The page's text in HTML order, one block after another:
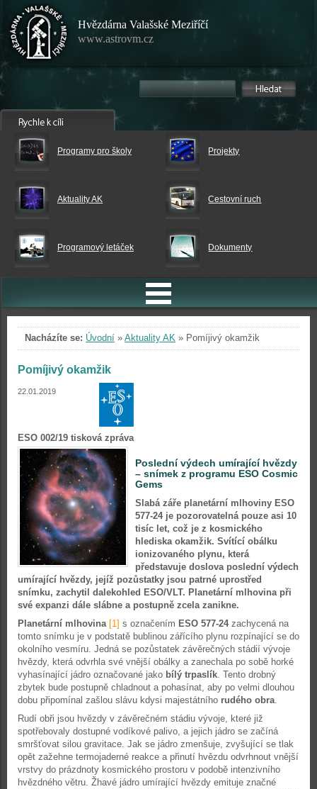
Hvězdárna Valašské Meziříčí
www.astrovm.cz
Programy pro školy Projekty
Aktuality AK Cestovní ruch
Programový letáček Dokumenty
Nacházíte se: Úvodní » Aktuality AK » Pomíjivý okamžik
Pomíjivý okamžik
22.01.2019
ESO 002/19 tisková zpráva
Poslední výdech umírající hvězdy
– snímek z programu ESO Cosmic
Gems
Slabá záře planetární mlhoviny ESO
577-24 je pozorovatelná pouze asi 10
tisíc let, což je z kosmického
hlediska okamžik. Svítící obálku
ionizovaného plynu, která
představuje doslova poslední výdech
umírající hvězdy, jejíž pozůstatky jsou patrné uprostřed
snímku, zachytil dalekohled ESO/VLT. Planetární mlhovina při
své expanzi dále slábne a postupně zcela zanikne.
Planetární mlhovina [1] s označením ESO 577-24 zachycená na
tomto snímku je v podstatě bublinou zářícího plynu rozpínající se do
okolního vesmíru. Jedná se pozůstatek závěrečných stádií vývoje
hvězdy, která odvrhla své vnější obálky a zanechala po sobě horké
vyhasínající jádro označované jako bílý trpaslík. Tento drobný
zbytek bude postupně chladnout a pohasínat, aby po velmi dlouhou
dobu připomínal zašlou slávu kdysi majestátního rudého obra.
Rudí obři jsou hvězdy v závěrečném stádiu vývoje, které již
spotřebovaly dostupné vodíkové palivo, a jejich jádro se začíná
smršťovat silou gravitace. Jak se jádro zmenšuje, zvyšující se tlak
opět zažehne termojaderné reakce a přinutí hvězdu odvrhnout vnější
vrstvy do prázdnoty kosmického prostoru v podobě intenzivního
hvězdného větru. Žhavé jádro umírající hvězdy emituje značné